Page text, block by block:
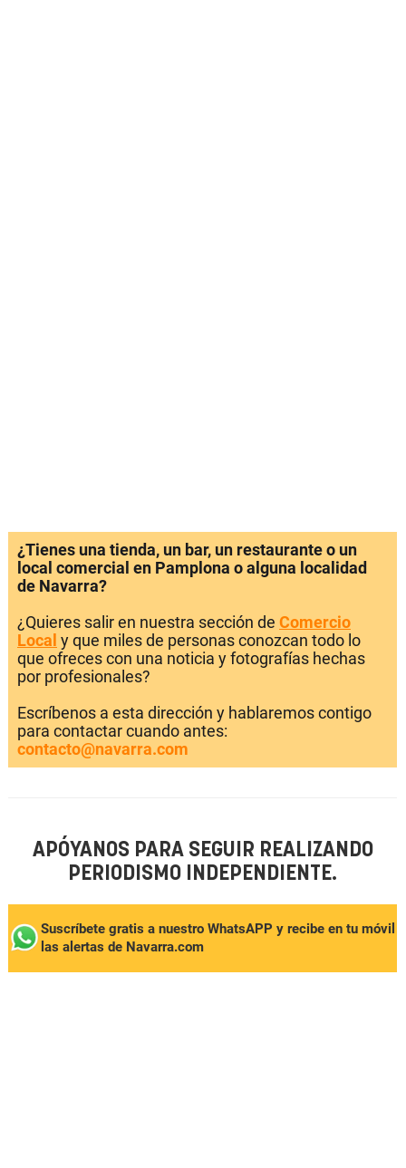
¿Tienes una tienda, un bar, un restaurante o un
local comercial en Pamplona o alguna localidad
de Navarra?
¿Quieres salir en nuestra sección de Comercio
Local y que miles de personas conozcan todo lo
que ofreces con una noticia y fotografías hechas
por profesionales?
Escríbenos a esta dirección y hablaremos contigo
para contactar cuando antes:
contacto@navarra.com
APÓYANOS PARA SEGUIR REALIZANDO
PERIODISMO INDEPENDIENTE.
Suscríbete gratis a nuestro WhatsAPP y recibe en tu móvil
las alertas de Navarra.com